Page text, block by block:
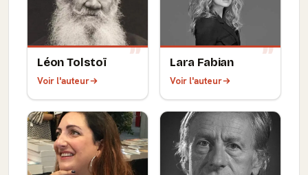
Léon Tolstoï
Voir l'auteur
Lara Fabian
Voir l'auteur